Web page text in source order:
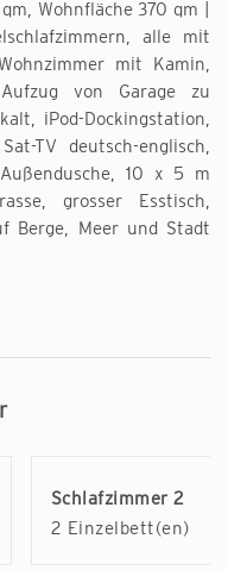
Wohnfläche 370 qm |
alle mit
mit Kamin,
von Garage zu
iPod-Dockingstation,
TV deutsch-englisch,
10 x 5 m
grosser Esstisch,
Berge, Meer und Stadt
Traumlage.
werden modernisiert im
liegt hübsch am
einen traumhaften
Schlafzimmer 2
2 Einzelbett(en)